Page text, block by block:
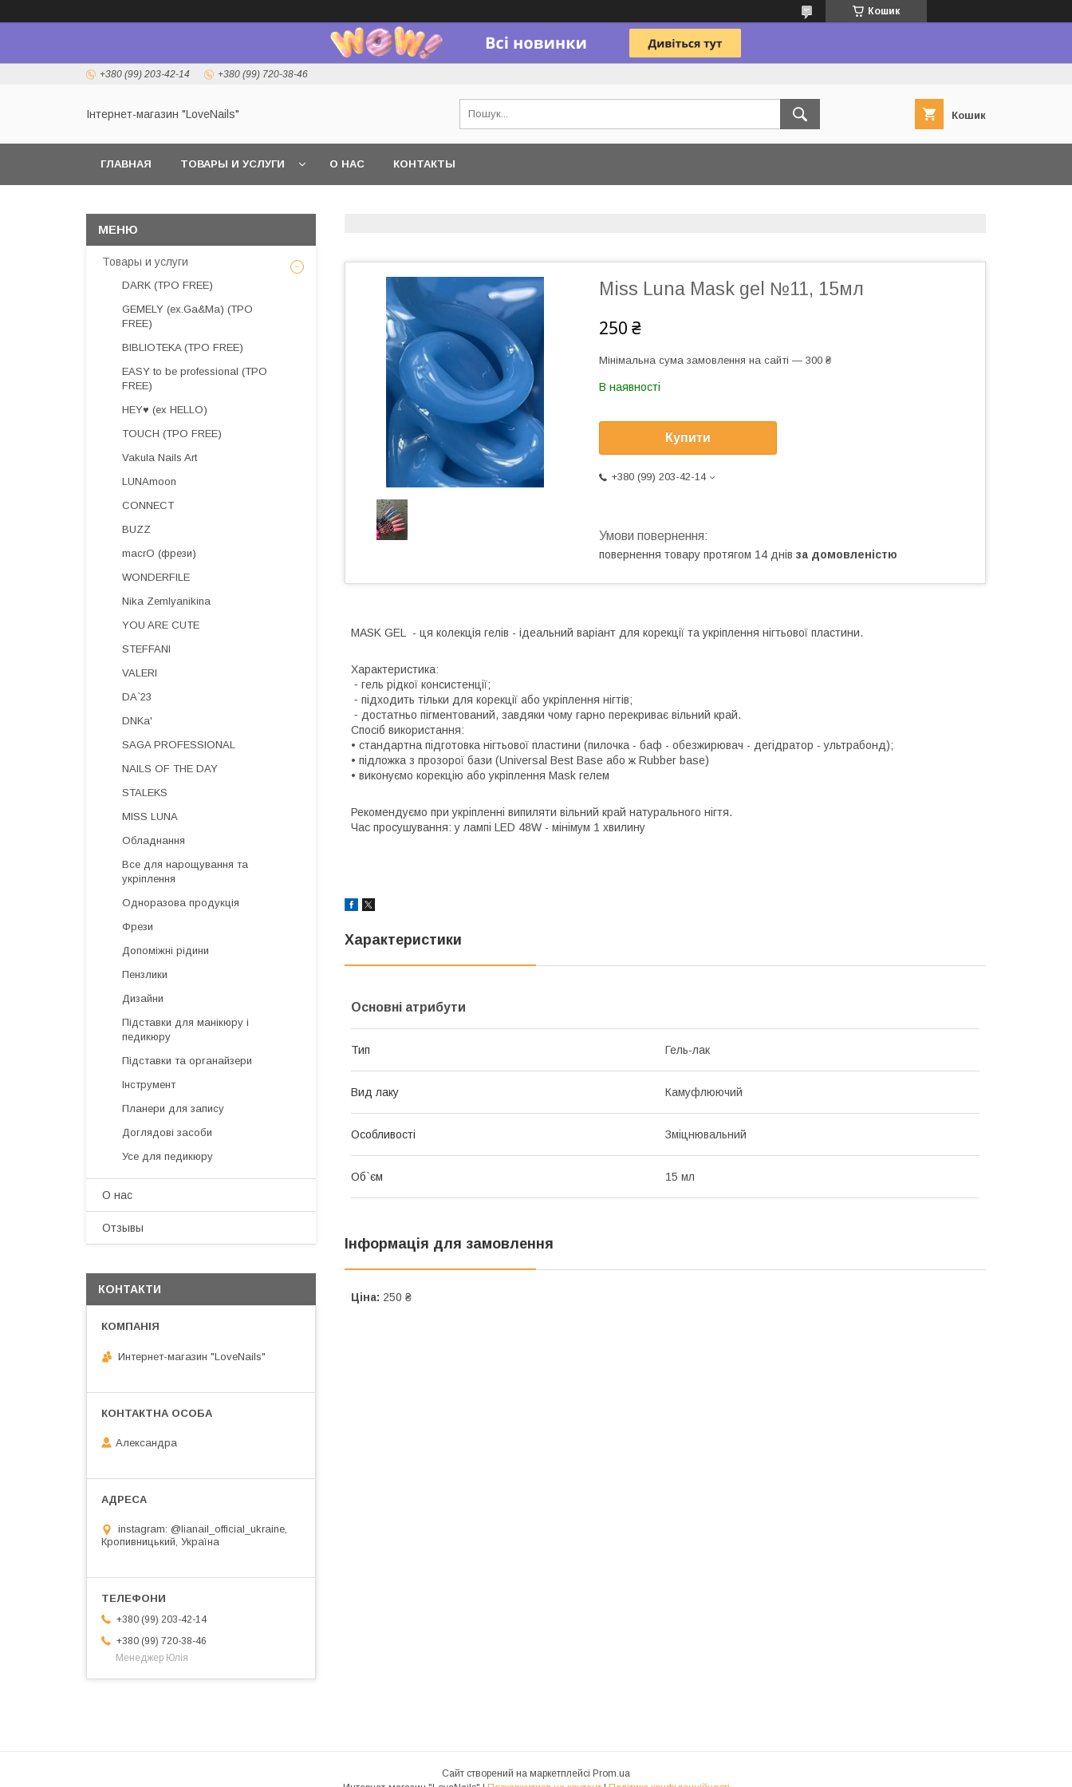
Кошик
+380 (99) 203-42-14 +380 (99) 720-38-46
Інтернет-магазин "LoveNails" Кошик
ГЛАВНАЯ ТОВАРЫ И УСЛУГИ О НАС КОНТАКТЫ
Miss Luna Mask gel №11, 15мл
250 ₴
Мінімальна сума замовлення на сайті — 300 ₴
В наявності
Купити
+380 (99) 203-42-14
повернення товару протягом 14 днів за домовленістю
MASK GEL - ця колекція гелів - ідеальний варіант для корекції та укріплення нігтьової пластини.
Характеристика:
⁃ гель рідкої консистенції;
⁃ підходить тільки для корекції або укріплення нігтів;
⁃ достатньо пігментований, завдяки чому гарно перекриває вільний край.
Спосіб використання:
• стандартна підготовка нігтьової пластини (пилочка - баф - обезжирювач - дегідратор - ультрабонд);
• підложка з прозорої бази (Universal Best Base або ж Rubber base)
• виконуємо корекцію або укріплення Mask гелем
Рекомендуємо при укріпленні випиляти вільний край натурального нігтя.
Час просушування: у лампі LED 48W - мінімум 1 хвилину
Характеристики
Основні атрибути
Тип Гель-лак
Вид лаку Камуфлюючий
Особливості Зміцнювальний
Об`єм 15 мл
Інформація для замовлення
Ціна: 250 ₴
Товары и услуги
DARK (TPO FREE)
GEMELY (ex.Ga&Ma) (TPO
FREE)
BIBLIOTEKA (TPO FREE)
EASY to be professional (TPO
FREE)
HEY♥ (ex HELLO)
TOUCH (TPO FREE)
Vakula Nails Art
LUNAmoon
CONNECT
BUZZ
macrO (фрези)
WONDERFILE
Nika Zemlyanikina
YOU ARE CUTE
STEFFANI
VALERI
DA`23
DNKa'
SAGA PROFESSIONAL
NAILS OF THE DAY
STALEKS
MISS LUNA
Обладнання
Все для нарощування та
укріплення
Одноразова продукція
Фрези
Допоміжні рідини
Пензлики
Дизайни
Підставки для манікюру і
педикюру
Підставки та органайзери
Інструмент
Планери для запису
Доглядові засоби
Усе для педикюру
О нас
Отзывы
КОНТАКТИ
Интернет-магазин "LoveNails"
Александра
instagram: @lianail_official_ukraine,
Кропивницький, Україна
+380 (99) 203-42-14
+380 (99) 720-38-46
Менеджер Юлія
Сайт створений на маркетплейсі Prom.ua